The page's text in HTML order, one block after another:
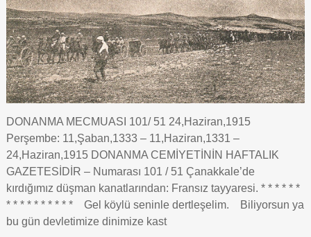
DONANMA MECMUASI 101/ 51 24,Haziran,1915
Perşembe: 11,Şaban,1333 – 11,Haziran,1331 –
24,Haziran,1915 DONANMA CEMİYETİNİN HAFTALIK
GAZETESİDİR – Numarası 101 / 51 Çanakkale’de
kırdığımız düşman kanatlarından: Fransız tayyaresi. * * * * * *
* * * * * * * * * * Gel köylü seninle dertleşelim. Biliyorsun ya
bu gün devletimize dinimize kast